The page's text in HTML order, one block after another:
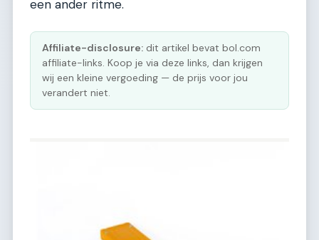
een ander ritme.
Affiliate-disclosure: dit artikel bevat bol.com
affiliate-links. Koop je via deze links, dan krijgen
wij een kleine vergoeding — de prijs voor jou
verandert niet.